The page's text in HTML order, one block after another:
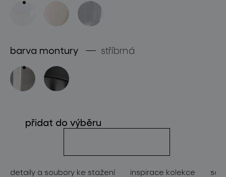
pro profesionály
sledujte nás
barva montury stříbrná
přidat do výběru
detaily a soubory ke stažení inspirace kolekce